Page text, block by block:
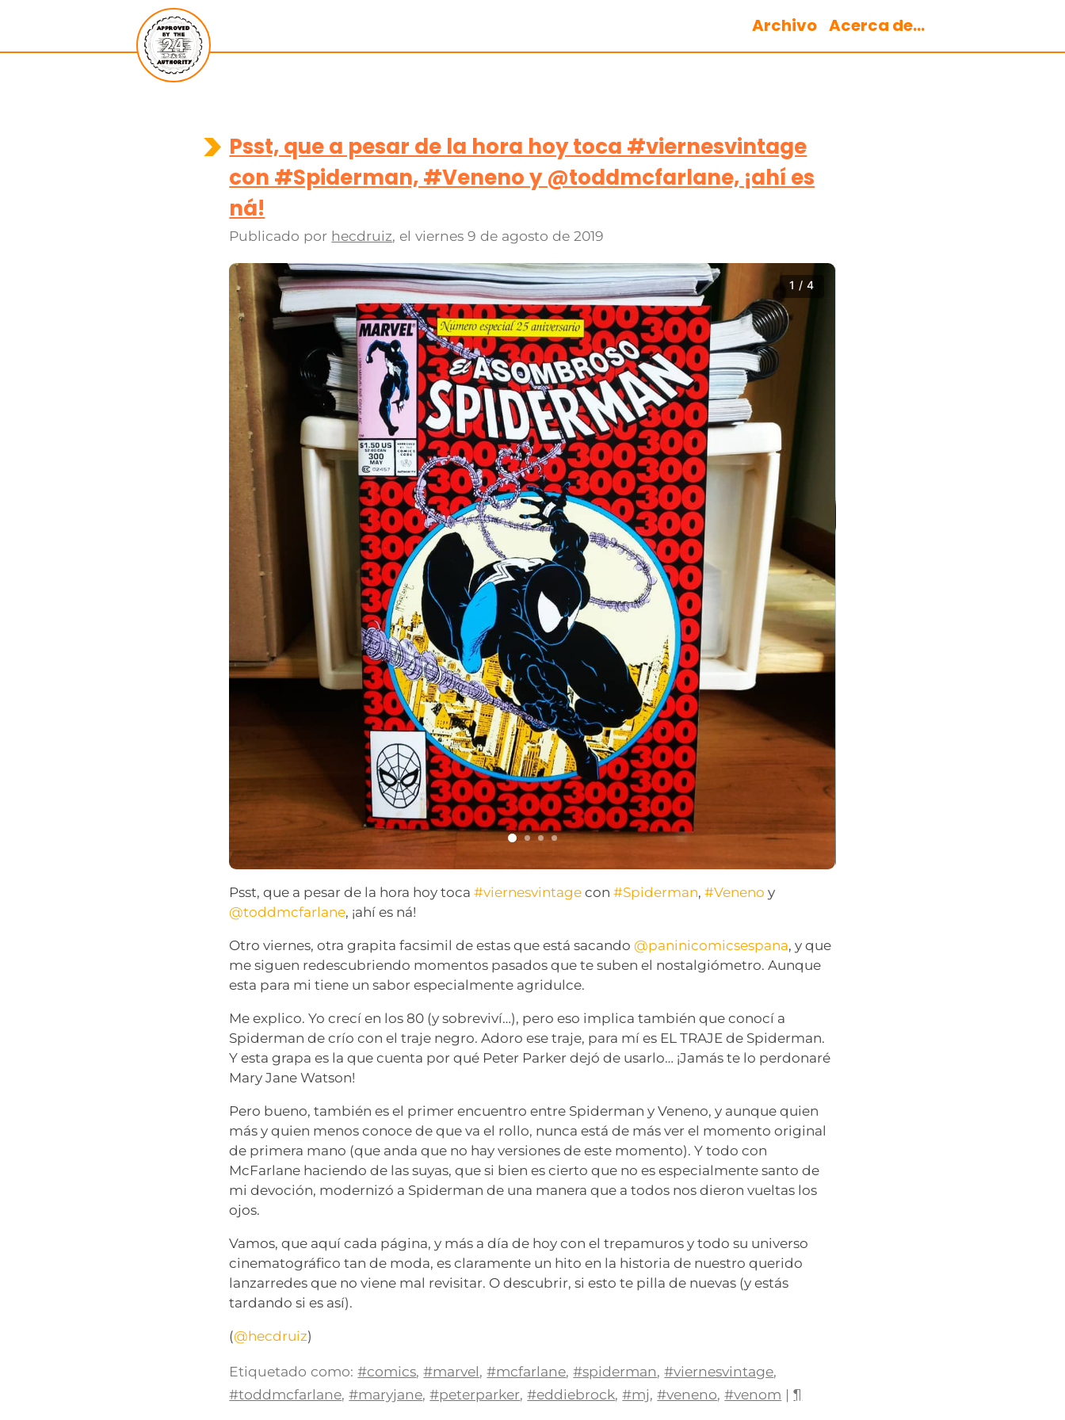
Archivo Acerca de...
Psst, que a pesar de la hora hoy toca #viernesvintage
con #Spiderman, #Veneno y @toddmcfarlane, ¡ahí es
ná!
Publicado por hecdruiz, elviernes 9 de agosto de 2019
1 / 4
Psst, que a pesar de la hora hoy toca#viernesvintage con#Spiderman,#Veneno y
@toddmcfarlane, ¡ahí es ná!
Otro viernes, otra grapita facsimil de estas que está sacando @paninicomicsespana, y que
me siguen redescubriendo momentos pasados que te suben el nostalgiómetro. Aunque
esta para mi tiene un sabor especialmente agridulce.
Me explico. Yo crecí en los 80 (y sobreviví…), pero eso implica también que conocí a
Spiderman de crío con el traje negro. Adoro ese traje, para mí es EL TRAJE de Spiderman.
Y esta grapa es la que cuenta por qué Peter Parker dejó de usarlo… ¡Jamás te lo perdonaré
Mary Jane Watson!
Pero bueno, también es el primer encuentro entre Spiderman y Veneno, y aunque quien
más y quien menos conoce de que va el rollo, nunca está de más ver el momento original
de primera mano (que anda que no hay versiones de este momento). Y todo con
McFarlane haciendo de las suyas, que si bien es cierto que no es especialmente santo de
mi devoción, modernizó a Spiderman de una manera que a todos nos dieron vueltas los
ojos.
Vamos, que aquí cada página, y más a día de hoy con el trepamuros y todo su universo
cinematográfico tan de moda, es claramente un hito en la historia de nuestro querido
lanzarredes que no viene mal revisitar. O descubrir, si esto te pilla de nuevas (y estás
tardando si es así).
(@hecdruiz)
Etiquetado como: #comics,#marvel,#mcfarlane,#spiderman,#viernesvintage,
#toddmcfarlane,#maryjane,#peterparker,#eddiebrock,#mj,#veneno,#venom |¶